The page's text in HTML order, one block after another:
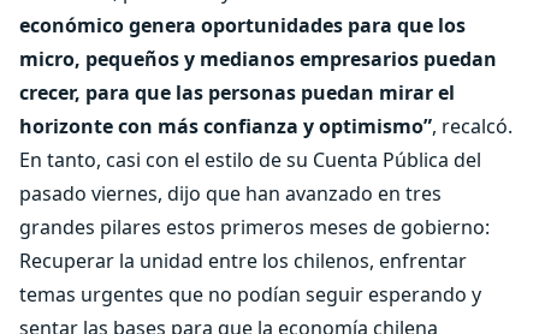
económico genera oportunidades para que los
micro, pequeños y medianos empresarios puedan
crecer, para que las personas puedan mirar el
horizonte con más confianza y optimismo”, recalcó.
En tanto, casi con el estilo de su Cuenta Pública del
pasado viernes, dijo que han avanzado en tres
grandes pilares estos primeros meses de gobierno:
Recuperar la unidad entre los chilenos, enfrentar
temas urgentes que no podían seguir esperando y
sentar las bases para que la economía chilena